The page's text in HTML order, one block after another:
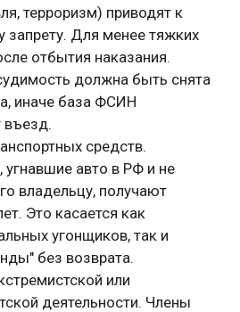
терроризм) приводят к
запрету. Для менее тяжких
отбытия наказания.
должна быть снята
иначе база ФСИН
въезд.
средств.
авто в РФ и не
владельцу, получают
Это касается как
угонщиков, так и
без возврата.
или
деятельности. Члены